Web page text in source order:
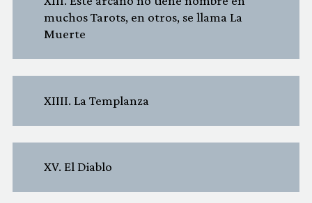
muchos Tarots, en otros, se llama La
Muerte
XIIII. La Templanza
XV. El Diablo